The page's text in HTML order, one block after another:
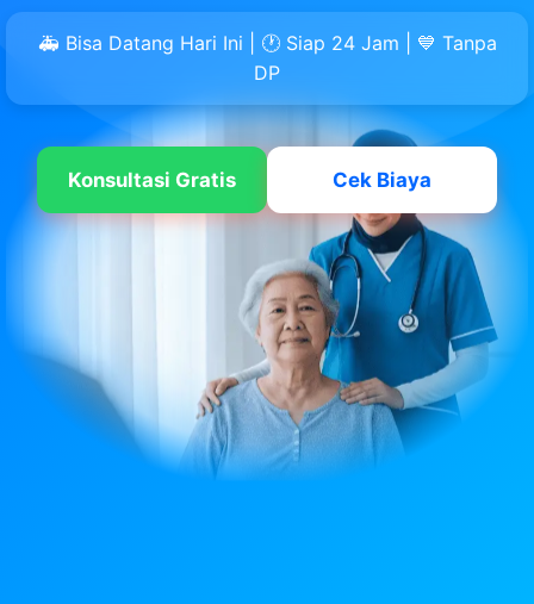
🚑 Bisa Datang Hari Ini | 🕐 Siap 24 Jam | 💙 Tanpa
DP
Konsultasi Gratis Cek Biaya